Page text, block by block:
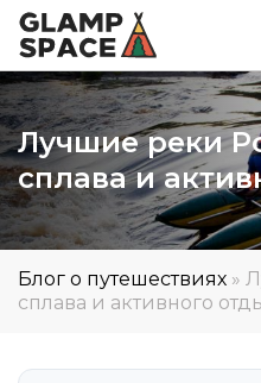
Лучшие реки
сплава и
Блог о путешествиях »
сплава и активного